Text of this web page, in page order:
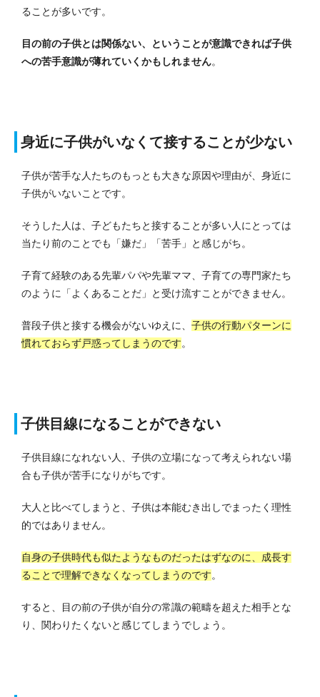
ることが多いです。
目の前の子供とは関係ない、ということが意識できれば子供
への苦手意識が薄れていくかもしれません。
身近に子供がいなくて接することが少ない
子供が苦手な人たちのもっとも大きな原因や理由が、身近に
子供がいないことです。
そうした人は、子どもたちと接することが多い人にとっては
当たり前のことでも「嫌だ」「苦手」と感じがち。
子育て経験のある先輩パパや先輩ママ、子育ての専門家たち
のように「よくあることだ」と受け流すことができません。
普段子供と接する機会がないゆえに、 子供の行動パターンに
慣れておらず戸惑ってしまうのです。
子供目線になることができない
子供目線になれない人、子供の立場になって考えられない場
合も子供が苦手になりがちです。
大人と比べてしまうと、子供は本能むき出しでまったく理性
的ではありません。
自身の子供時代も似たようなものだったはずなのに、成長す
ることで理解できなくなってしまうのです。
すると、目の前の子供が自分の常識の範疇を超えた相手とな
り、関わりたくないと感じてしまうでしょう。